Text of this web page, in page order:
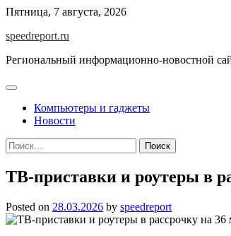
Skip
content
Пятница, 7 августа, 2026
speedreport.ru
Региональный информационно-новостной
Компьютеры и гаджеты
Новости
Найти:
ТВ-приставки и роутеры в
Posted on 28.03.2026 by speedreport